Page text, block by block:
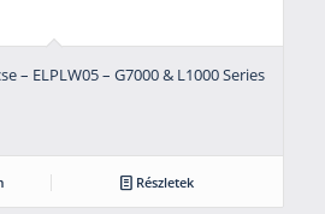
– ELPLW05 – G7000 & L1000 Series
Részletek